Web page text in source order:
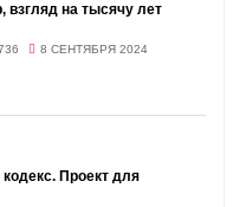
взгляд на тысячу лет
8 СЕНТЯБРЯ 2024
Проект для